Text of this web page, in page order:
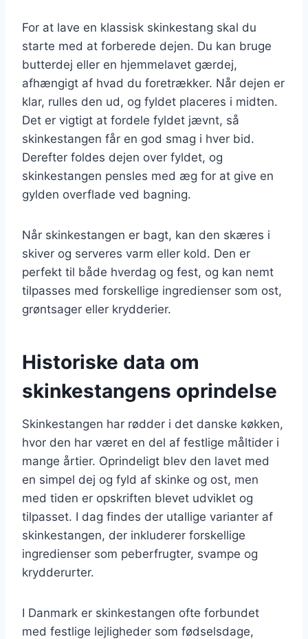
For at lave en klassisk skinkestang skal du
starte med at forberede dejen. Du kan bruge
butterdej eller en hjemmelavet gærdej,
afhængigt af hvad du foretrækker. Når dejen er
klar, rulles den ud, og fyldet placeres i midten.
Det er vigtigt at fordele fyldet jævnt, så
skinkestangen får en god smag i hver bid.
Derefter foldes dejen over fyldet, og
skinkestangen pensles med æg for at give en
gylden overflade ved bagning.
Når skinkestangen er bagt, kan den skæres i
skiver og serveres varm eller kold. Den er
perfekt til både hverdag og fest, og kan nemt
tilpasses med forskellige ingredienser som ost,
grøntsager eller krydderier.
Historiske data om
skinkestangens oprindelse
Skinkestangen har rødder i det danske køkken,
hvor den har været en del af festlige måltider i
mange årtier. Oprindeligt blev den lavet med
en simpel dej og fyld af skinke og ost, men
med tiden er opskriften blevet udviklet og
tilpasset. I dag findes der utallige varianter af
skinkestangen, der inkluderer forskellige
ingredienser som peberfrugter, svampe og
krydderurter.
I Danmark er skinkestangen ofte forbundet
med festlige lejligheder som fødselsdage,